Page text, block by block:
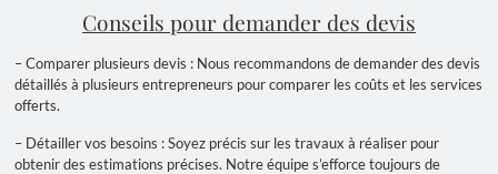
Conseils pour demander des devis
– Comparer plusieurs devis : Nous recommandons de demander des devis
détaillés à plusieurs entrepreneurs pour comparer les coûts et les services
offerts.
– Détailler vos besoins : Soyez précis sur les travaux à réaliser pour
obtenir des estimations précises. Notre équipe s’efforce toujours de